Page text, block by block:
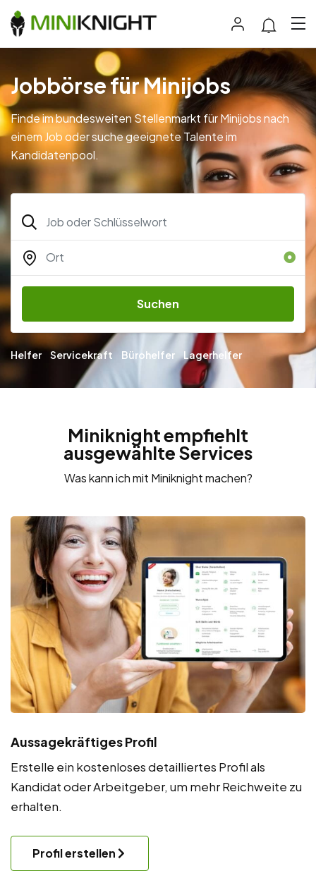
Jobbörse für Minijobs
Finde im bundesweiten Stellenmarkt für Minijobs nach
einem Job oder suche geeignete Talente im
Kandidatenpool.
Suchen
Helfer Servicekraft Bürohelfer Lagerhelfer
Miniknight empfiehlt
ausgewählte Services
Was kann ich mit Miniknight machen?
Aussagekräftiges Profil
Erstelle ein kostenloses detailliertes Profil als
Kandidat oder Arbeitgeber, um mehr Reichweite zu
erhalten.
Profil erstellen